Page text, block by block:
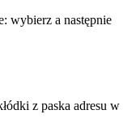
wybierz a następnie
z paska adresu w